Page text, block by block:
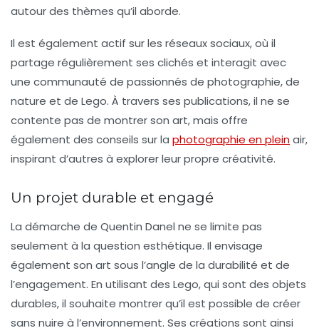
autour des thèmes qu’il aborde.
Il est également actif sur les réseaux sociaux, où il
partage régulièrement ses clichés et interagit avec
une communauté de passionnés de photographie, de
nature et de Lego. À travers ses publications, il ne se
contente pas de montrer son art, mais offre
également des conseils sur la photographie en pleinair,
inspirant d’autres à explorer leur propre créativité.
Un projet durable et engagé
La démarche de Quentin Danel ne se limite pas
seulement à la question esthétique. Il envisage
également son art sous l’angle de la durabilité et de
l’engagement. En utilisant des Lego, qui sont des objets
durables, il souhaite montrer qu’il est possible de créer
sans nuire à l’environnement. Ses créations sont ainsi